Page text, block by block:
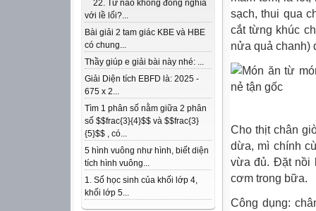
22. Từ nào không đồng nghĩa
với lề lối?...
Bài giải 2 tam giác KBE và HBE
có chung...
Thầy giúp e giải bài này nhé: ...
Giải Diện tích EBFD là: 2025 -
675 x 2...
Tìm 1 phân số nằm giữa 2 phân
số $$frac{3}{4}$$ và $$frac{3}
{5}$$ , có...
5 hình vuông như hình, biết diện
tích hình vuông...
1. Số học sinh của khối lớp 4,
khối lớp 5...
sạch, thui qua
cắt từng khúc
nửa quả chanh)
Cho thịt chân
dừa, mì chính
vừa đủ. Đặt nồi
cơm trong bữa.
Công dụng: